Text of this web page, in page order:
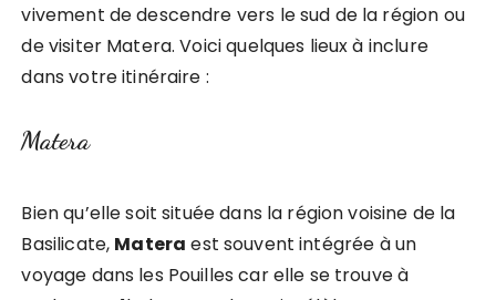
vivement de descendre vers le sud de la région ou
de visiter Matera. Voici quelques lieux à inclure
dans votre itinéraire :
Matera
Bien qu’elle soit située dans la région voisine de la
Basilicate, Matera est souvent intégrée à un
voyage dans les Pouilles car elle se trouve à